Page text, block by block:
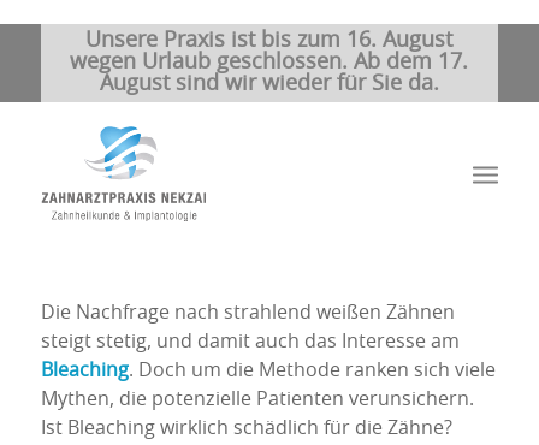
Unsere Praxis ist bis zum 16. August
wegen Urlaub geschlossen. Ab dem 17.
August sind wir wieder für Sie da.
Die Nachfrage nach strahlend weißen Zähnen
steigt stetig, und damit auch das Interesse am
Bleaching. Doch um die Methode ranken sich viele
Mythen, die potenzielle Patienten verunsichern.
Ist Bleaching wirklich schädlich für die Zähne?